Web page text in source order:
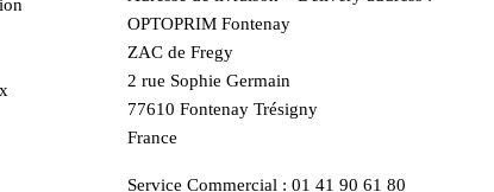
OPTOPRIM Fontenay
ZAC de Fregy
2 rue Sophie Germain
77610 Fontenay Trésigny
France
Service Commercial : 01 41 90 61 80